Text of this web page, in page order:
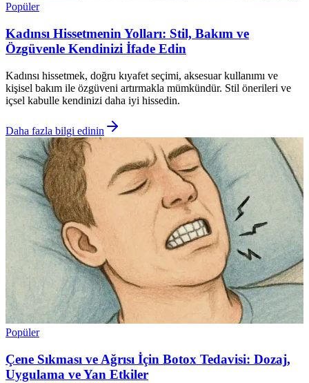
Popüler
Kadınsı Hissetmenin Yolları: Stil, Bakım ve
Özgüvenle Kendinizi İfade Edin
Kadınsı hissetmek, doğru kıyafet seçimi, aksesuar kullanımı ve
kişisel bakım ile özgüveni artırmakla mümkündür. Stil önerileri ve
içsel kabulle kendinizi daha iyi hissedin.
Daha fazla bilgi edinin
Popüler
Çene Sıkması ve Ağrısı İçin Botox Tedavisi: Dozaj,
Uygulama ve Yan Etkiler